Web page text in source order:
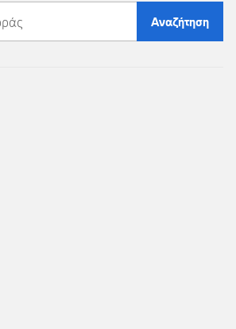
Αναζήτηση